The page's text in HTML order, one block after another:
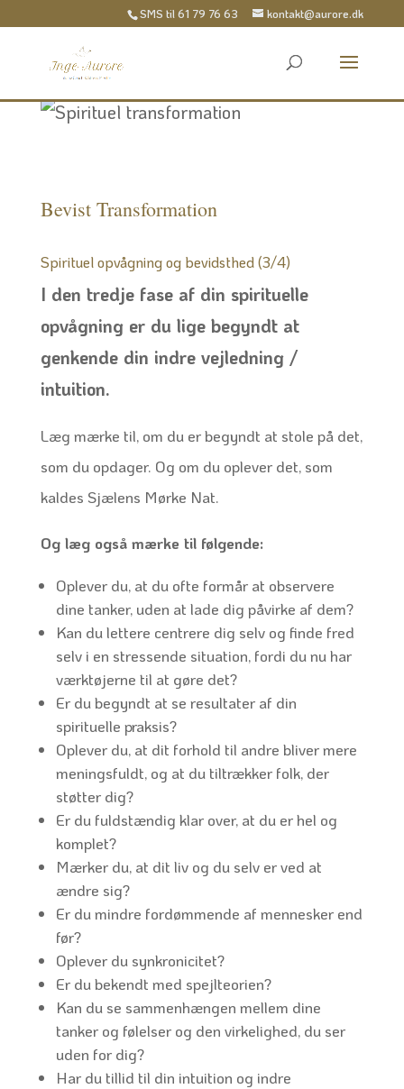
SMS til61 79 76 63 kontakt@aurore.dk
Bevist Transformation
Spirituel opvågning og bevidsthed (3/4)
I den tredje fase af din spirituelle
opvågning er du lige begyndt at
genkende din indre vejledning /
intuition.
Læg mærke til, om du er begyndt at stole på det,
som du opdager. Og om du oplever det, som
kaldes Sjælens Mørke Nat.
Og læg også mærke til følgende:
Oplever du, at du ofte formår at observere
dine tanker, uden at lade dig påvirke af dem?
Kan du lettere centrere dig selv og finde fred
selv i en stressende situation, fordi du nu har
værktøjerne til at gøre det?
Er du begyndt at se resultater af din
spirituelle praksis?
Oplever du, at dit forhold til andre bliver mere
meningsfuldt, og at du tiltrækker folk, der
støtter dig?
Er du fuldstændig klar over, at du er hel og
komplet?
Mærker du, at dit liv og du selv er ved at
ændre sig?
Er du mindre fordømmende af mennesker end
før?
Oplever du synkronicitet?
Er du bekendt med spejlteorien?
Kan du se sammenhængen mellem dine
tanker og følelser og den virkelighed, du ser
uden for dig?
Har du tillid til din intuition og indre